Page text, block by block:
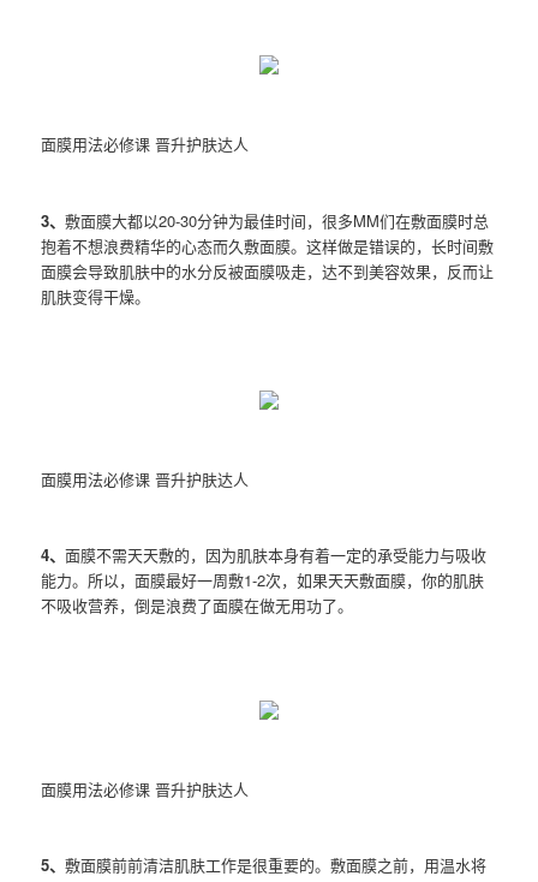
面膜用法必修课 晋升护肤达人
3、敷面膜大都以20-30分钟为最佳时间，很多MM们在敷面膜时总
抱着不想浪费精华的心态而久敷面膜。这样做是错误的，长时间敷
面膜会导致肌肤中的水分反被面膜吸走，达不到美容效果，反而让
肌肤变得干燥。
面膜用法必修课 晋升护肤达人
4、面膜不需天天敷的，因为肌肤本身有着一定的承受能力与吸收
能力。所以，面膜最好一周敷1-2次，如果天天敷面膜，你的肌肤
不吸收营养，倒是浪费了面膜在做无用功了。
面膜用法必修课 晋升护肤达人
5、敷面膜前前清洁肌肤工作是很重要的。敷面膜之前，用温水将